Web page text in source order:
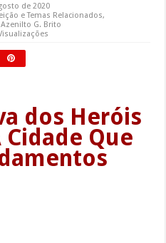
de 2020
e Temas Relacionados,
Azenilto G. Brito
dos Heróis
Que